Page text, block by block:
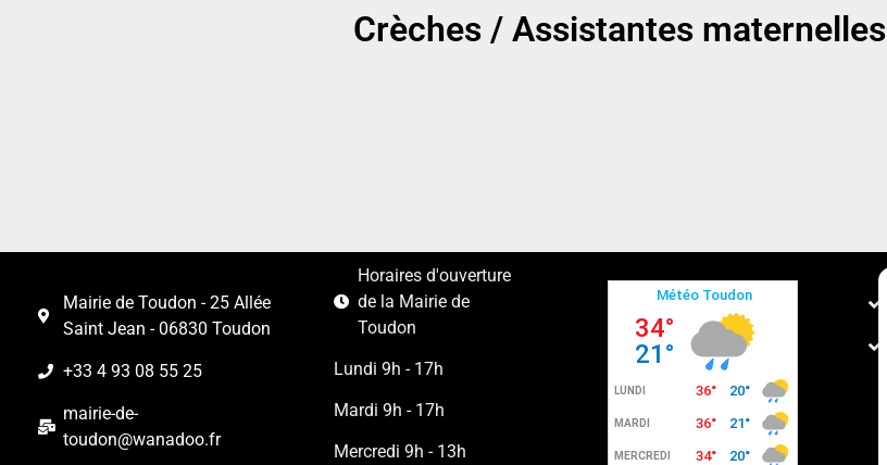
Crèches / Assistantes maternelles
Mairie de Toudon - 25 Allée
Saint Jean - 06830 Toudon
+33 4 93 08 55 25
mairie-de-
toudon@wanadoo.fr
Horaires d'ouverture
de la Mairie de
Toudon
Lundi 9h - 17h
Mardi 9h - 17h
Mercredi 9h - 13h